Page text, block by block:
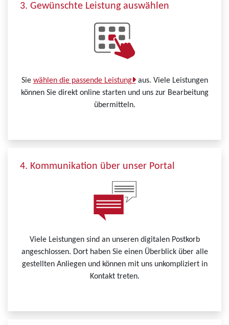
3. Gewünschte Leistung auswählen
Sie wählen die passende Leistung aus. Viele Leistungen
können Sie direkt online starten und uns zur Bearbeitung
übermitteln.
4. Kommunikation über unser Portal
Viele Leistungen sind an unseren digitalen Postkorb
angeschlossen. Dort haben Sie einen Überblick über alle
gestellten Anliegen und können mit uns unkompliziert in
Kontakt treten.